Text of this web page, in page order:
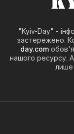
"Kyiv-Day" -
застережено.
day.com
нашого ресурсу.
лише